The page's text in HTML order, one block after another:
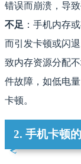
错误而崩溃，导
不足 ：手机内存
而引发卡顿或闪
致内存资源分配
件故障，如低电
卡顿。
2. 手机卡顿